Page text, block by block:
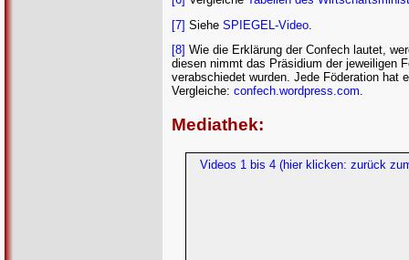
[7] Siehe SPIEGEL-Video
[8] Wie die Erklärung der Confech lautet,
diesen nimmt das Präsidium der jeweiligen
verabschiedet wurden. Jede Föderation hat
Vergleiche: confech.wordpress.com.
Mediathek:
Videos 1 bis 4 (hier klicken: zurück